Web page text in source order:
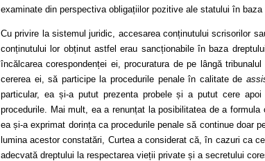
examinate din perspectiva obligațiilor pozitive ale statului în baza
Cu privire la sistemul juridic, accesarea conținutului scrisorilor
conținutului lor obținut astfel erau sancționabile în baza
încălcarea corespondenței ei, procuratura de pe lângă
cererea ei, să participe la procedurile penale în calitate de
particular, ea și-a putut prezenta probele și a putut cere
procedurile. Mai mult, ea a renunțat la posibilitatea de a
ea și-a exprimat dorința ca procedurile penale să continue doar
lumina acestor constatări, Curtea a considerat că, în cazuri ca
adecvată dreptului la respectarea vieții private și a secretului